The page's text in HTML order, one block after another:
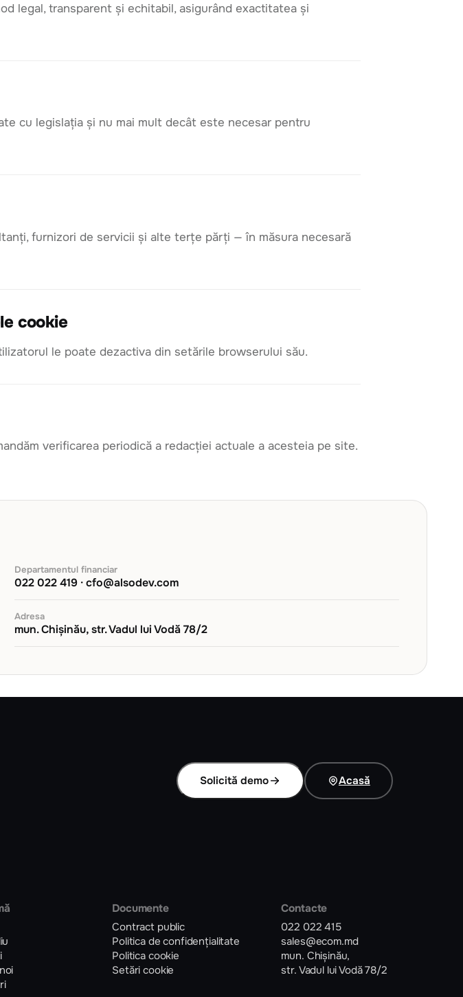
legal, transparent și echitabil, asigurând exactitatea și
cu legislația și nu mai mult decât este necesar pentru
furnizori de servicii și alte terțe părți — în măsura necesară
cookie
le poate dezactiva din setările browserului său.
verificarea periodică a redacției actuale a acesteia pe site.
Departamentul financiar
022 022 419 · cfo@alsodev.com
Adresa
mun. Chișinău, str. Vadul lui Vodă 78/2
Solicită demo Acasă
Documente
Contract public
Politica de confidențialitate
Politica cookie
Setări cookie
Contacte
022 022 415
sales@ecom.md
mun. Chișinău,
str. Vadul lui Vodă 78/2